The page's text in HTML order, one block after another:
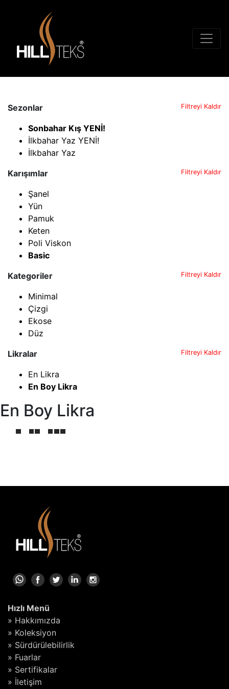
Sezonlar Filtreyi Kaldır
Sonbahar Kış YENİ!
İlkbahar Yaz YENİ!
İlkbahar Yaz
Karışımlar
Filtreyi Kaldır
Şanel
Yün
Pamuk
Keten
Poli Viskon
Basic
Kategoriler
Filtreyi Kaldır
Minimal
Çizgi
Ekose
Düz
Likralar
Filtreyi Kaldır
En Likra
En Boy Likra
En Boy Likra
Hızlı Menü
» Hakkımızda
» Koleksiyon
» Sürdürülebilirlik
» Fuarlar
» Sertifikalar
» İletişim